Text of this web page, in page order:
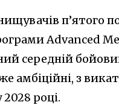
п’ятого
Advanced
середній
амбіційні, з
році.